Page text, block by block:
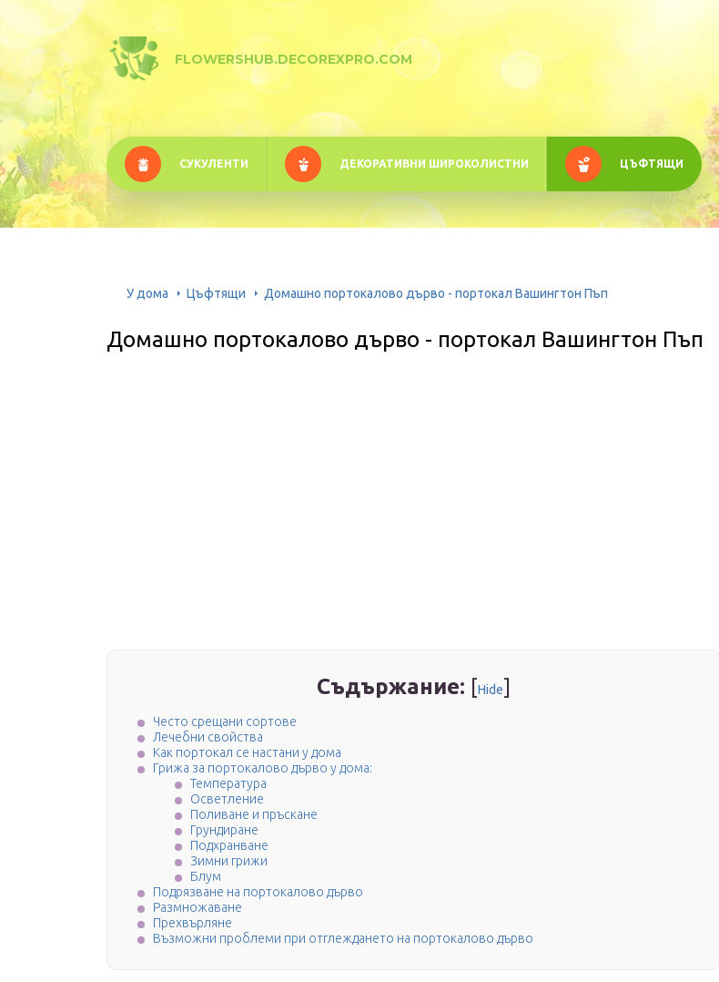
FLOWERSHUB.DECOREXPRO.COM
СУКУЛЕНТИ ДЕКОРАТИВНИ ШИРОКОЛИСТНИ ЦЪФТЯЩИ
У дома Цъфтящи Домашно портокалово дърво - портокал Вашингтон Пъп
Домашно портокалово дърво - портокал Вашингтон Пъп
Съдържание: [Hide]
Често срещани сортове
Лечебни свойства
Как портокал се настани у дома
Грижа за портокалово дърво у дома:
Температура
Осветление
Поливане и пръскане
Грундиране
Подхранване
Зимни грижи
Блум
Подрязване на портокалово дърво
Размножаване
Прехвърляне
Възможни проблеми при отглеждането на портокалово дърво